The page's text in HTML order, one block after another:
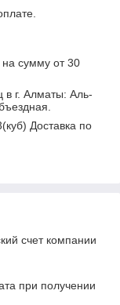
сумму от 30
в г. Алматы: Аль-
Доставка по
счет компании
при получении